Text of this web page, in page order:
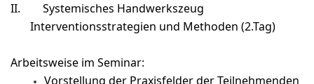
II.
Systemisches Handwerkszeug
Interventionsstrategien und Methoden (2.Tag)
Arbeitsweise im Seminar:
Vorstellung der Praxisfelder der Teilnehmenden